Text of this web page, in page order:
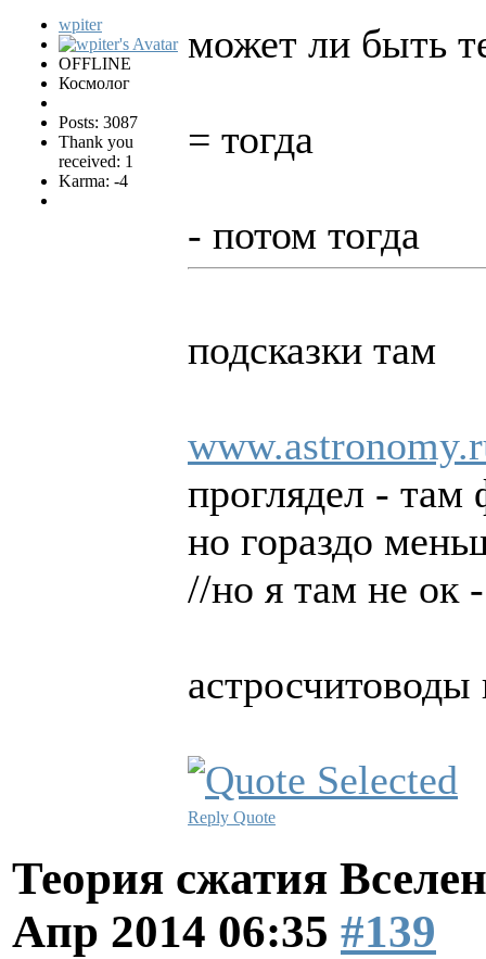
wpiter
OFFLINE
Космолог
Posts: 3087
Thank you
received: 1
Karma: -4
может ли быть
= тогда
- потом тогда
подсказки там
проглядел - там
но гораздо
//но я там не ок
Reply Quote
Теория сжатия
Апр 2014 06:35 #139